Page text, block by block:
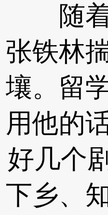
随着
张铁林
壤。留
用他的
好几个
下乡、